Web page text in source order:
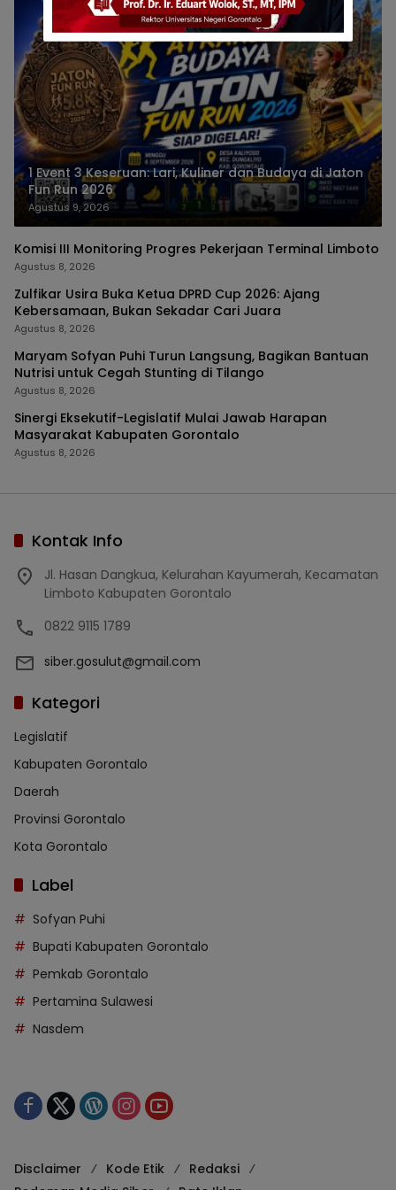
1 Event 3 Keseruan: Lari, Kuliner dan Budaya di Jaton
Fun Run 2026
Agustus 9, 2026
Komisi III Monitoring Progres Pekerjaan Terminal Limboto
Agustus 8, 2026
Zulfikar Usira Buka Ketua DPRD Cup 2026: Ajang
Kebersamaan, Bukan Sekadar Cari Juara
Agustus 8, 2026
Maryam Sofyan Puhi Turun Langsung, Bagikan Bantuan
Nutrisi untuk Cegah Stunting di Tilango
Agustus 8, 2026
Sinergi Eksekutif-Legislatif Mulai Jawab Harapan
Masyarakat Kabupaten Gorontalo
Agustus 8, 2026
Kontak Info
Jl. Hasan Dangkua, Kelurahan Kayumerah, Kecamatan
Limboto Kabupaten Gorontalo
0822 9115 1789
siber.gosulut@gmail.com
Kategori
Legislatif
Kabupaten Gorontalo
Daerah
Provinsi Gorontalo
Kota Gorontalo
Label
Sofyan Puhi
Bupati Kabupaten Gorontalo
Pemkab Gorontalo
Pertamina Sulawesi
Nasdem
Disclaimer Kode Etik
Redaksi